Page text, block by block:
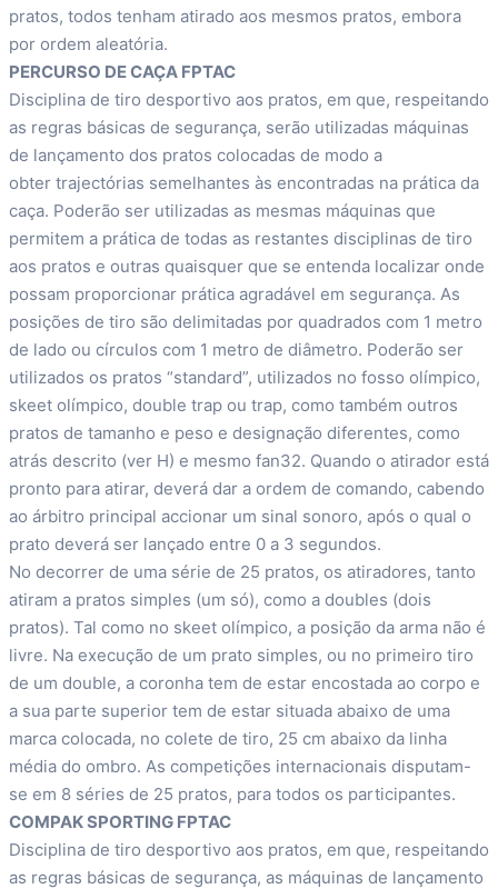
pratos, todos tenham atirado aos mesmos pratos, embora
por ordem aleatória.
PERCURSO DE CAÇA FPTAC
Disciplina de tiro desportivo aos pratos, em que, respeitando
as regras básicas de segurança, serão utilizadas máquinas
de lançamento dos pratos colocadas de modo a
obter trajectórias semelhantes às encontradas na prática da
caça. Poderão ser utilizadas as mesmas máquinas que
permitem a prática de todas as restantes disciplinas de tiro
aos pratos e outras quaisquer que se entenda localizar onde
possam proporcionar prática agradável em segurança. As
posições de tiro são delimitadas por quadrados com 1 metro
de lado ou círculos com 1 metro de diâmetro. Poderão ser
utilizados os pratos “standard”, utilizados no fosso olímpico,
skeet olímpico, double trap ou trap, como também outros
pratos de tamanho e peso e designação diferentes, como
atrás descrito (ver H) e mesmo fan32. Quando o atirador está
pronto para atirar, deverá dar a ordem de comando, cabendo
ao árbitro principal accionar um sinal sonoro, após o qual o
prato deverá ser lançado entre 0 a 3 segundos.
No decorrer de uma série de 25 pratos, os atiradores, tanto
atiram a pratos simples (um só), como a doubles (dois
pratos). Tal como no skeet olímpico, a posição da arma não é
livre. Na execução de um prato simples, ou no primeiro tiro
de um double, a coronha tem de estar encostada ao corpo e
a sua parte superior tem de estar situada abaixo de uma
marca colocada, no colete de tiro, 25 cm abaixo da linha
média do ombro. As competições internacionais disputam-
se em 8 séries de 25 pratos, para todos os participantes.
COMPAK SPORTING FPTAC
Disciplina de tiro desportivo aos pratos, em que, respeitando
as regras básicas de segurança, as máquinas de lançamento